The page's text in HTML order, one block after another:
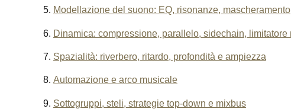
Modellazione del suono: EQ, risonanze, mascheramento
Dinamica: compressione, parallelo, sidechain, limitatore
Spazialità: riverbero, ritardo, profondità e ampiezza
Automazione e arco musicale
Sottogruppi, steli, strategie top-down e mixbus